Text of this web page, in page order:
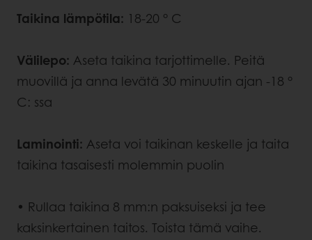
Taikina lämpötila: 18-20 ° C
Välilepo: Aseta taikina tarjottimelle. Peitä
muovillä ja anna levätä 30 minuutin ajan -18 °
C: ssa
Laminointi: Aseta voi taikinan keskelle ja taita
taikina tasaisesti molemmin puolin
• Rullaa taikina 8 mm:n paksuiseksi ja tee
kaksinkertainen taitos. Toista tämä vaihe.